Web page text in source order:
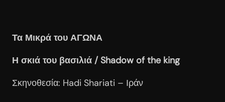
Τα Μικρά του ΑΓΩΝΑ
Η σκιά του βασιλιά / Shadow oftheking
Σκηνοθεσία: Hadi Shariati – Ιράν